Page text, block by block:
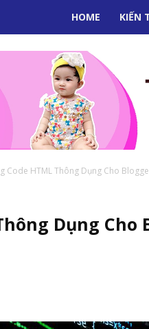
HOME KIẾN
Code HTML Thông Dụng Cho
Dụng Cho